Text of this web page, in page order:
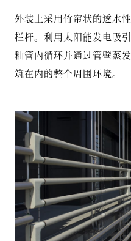
外装上采用竹帘状的透水
栏杆。利用太阳能发电吸
釉管内循环并通过管壁蒸
筑在内的整个周围环境。